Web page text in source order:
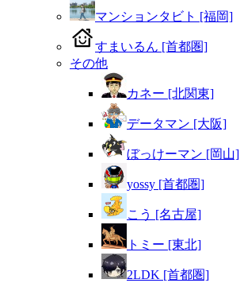
マンションタビト [福岡]
すまいるん [首都圏]
その他
カネー [北関東]
データマン [大阪]
ぼっけーマン [岡山]
yossy [首都圏]
こう [名古屋]
トミー [東北]
2LDK [首都圏]